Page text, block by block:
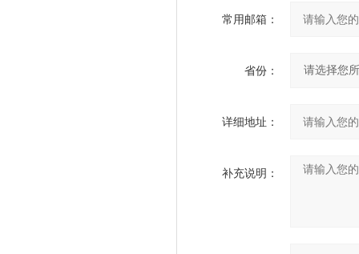
常用邮箱：
省份：
详细地址：
补充说明：